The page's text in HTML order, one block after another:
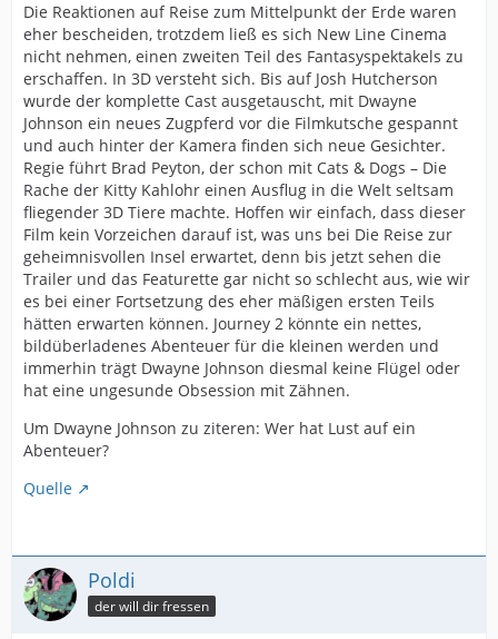
Die Reaktionen auf Reise zum Mittelpunkt der Erde waren
eher bescheiden, trotzdem ließ es sich New Line Cinema
nicht nehmen, einen zweiten Teil des Fantasyspektakels zu
erschaffen. In 3D versteht sich. Bis auf Josh Hutcherson
wurde der komplette Cast ausgetauscht, mit Dwayne
Johnson ein neues Zugpferd vor die Filmkutsche gespannt
und auch hinter der Kamera finden sich neue Gesichter.
Regie führt Brad Peyton, der schon mit Cats & Dogs – Die
Rache der Kitty Kahlohr einen Ausflug in die Welt seltsam
fliegender 3D Tiere machte. Hoffen wir einfach, dass dieser
Film kein Vorzeichen darauf ist, was uns bei Die Reise zur
geheimnisvollen Insel erwartet, denn bis jetzt sehen die
Trailer und das Featurette gar nicht so schlecht aus, wie wir
es bei einer Fortsetzung des eher mäßigen ersten Teils
hätten erwarten können. Journey 2 könnte ein nettes,
bildüberladenes Abenteuer für die kleinen werden und
immerhin trägt Dwayne Johnson diesmal keine Flügel oder
hat eine ungesunde Obsession mit Zähnen.
Um Dwayne Johnson zu ziteren: Wer hat Lust auf ein
Abenteuer?
Quelle
Poldi
der will dir fressen